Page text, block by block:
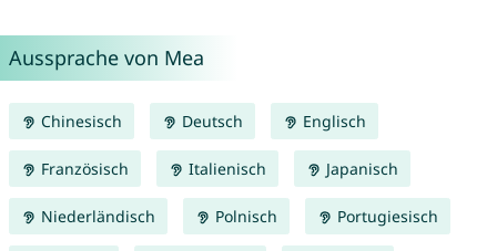
Aussprache von Mea
Chinesisch Deutsch Englisch
Französisch Italienisch Japanisch
Niederländisch Polnisch Portugiesisch